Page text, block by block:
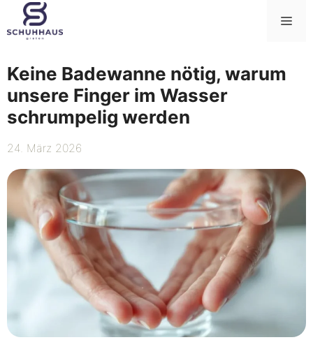
Zum
Inhalt
springen
Keine Badewanne nötig, warum
unsere Finger im Wasser
schrumpelig werden
24. März 2026